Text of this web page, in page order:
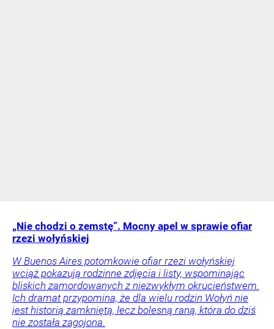
„Nie chodzi o zemstę”. Mocny apel w sprawie ofiar
rzezi wołyńskiej
W Buenos Aires potomkowie ofiar rzezi wołyńskiej
wciąż pokazują rodzinne zdjęcia i listy, wspominając
bliskich zamordowanych z niezwykłym okrucieństwem.
Ich dramat przypomina, że dla wielu rodzin Wołyń nie
jest historią zamkniętą, lecz bolesną raną, która do dziś
nie została zagojona.